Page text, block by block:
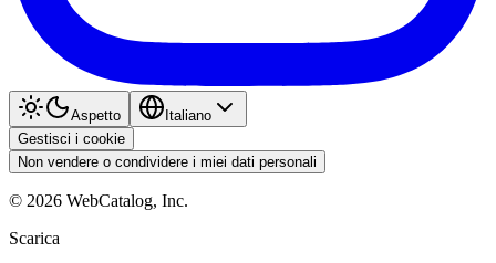
Aspetto
Italiano
Gestisci i cookie
Non vendere o condividere i miei dati personali
© 2026 WebCatalog, Inc.
Scarica